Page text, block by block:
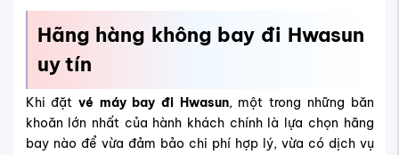
Hãng hàng không bay đi Hwasun
uy tín
Khi đặt vé máy bay đi Hwasun, một trong những băn
khoăn lớn nhất của hành khách chính là lựa chọn hãng
bay nào để vừa đảm bảo chi phí hợp lý, vừa có dịch vụ